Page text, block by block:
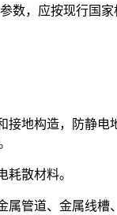
数，应按现行国
地构造，防静
散材料。
管道、金属线